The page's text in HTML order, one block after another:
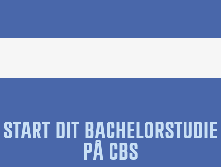
START DIT BACHELORSTUDIE
PÅ CBS